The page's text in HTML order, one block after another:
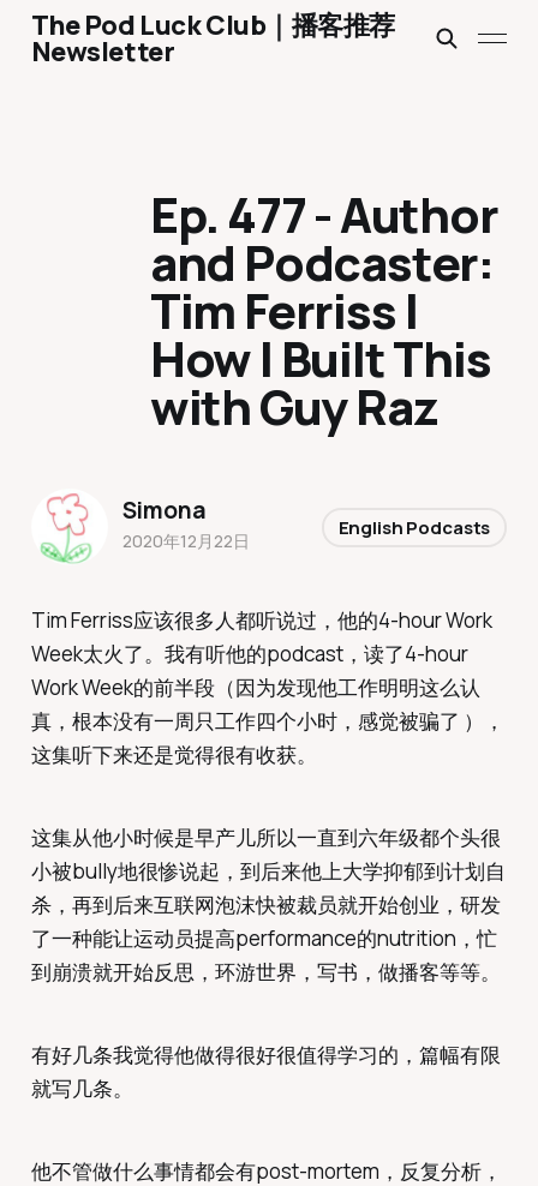
The Pod Luck Club｜播客推荐
Newsletter
Tim Ferriss应该很多人都听说过，他的4-hour Work
Week太火了。我有听他的podcast，读了4-hour
Work Week的前半段（因为发现他工作明明这么认
真，根本没有一周只工作四个小时，感觉被骗了 ），
这集听下来还是觉得很有收获。
这集从他小时候是早产儿所以一直到六年级都个头很
小被bully地很惨说起，到后来他上大学抑郁到计划自
杀，再到后来互联网泡沫快被裁员就开始创业，研发
了一种能让运动员提高performance的nutrition，忙
到崩溃就开始反思，环游世界，写书，做播客等等。
有好几条我觉得他做得很好很值得学习的，篇幅有限
就写几条。
他不管做什么事情都会有post-mortem，反复分析，
Ep. 477 - Author
and Podcaster:
Tim Ferriss |
How I Built This
with Guy Raz
Simona
2020年12月22日
English Podcasts